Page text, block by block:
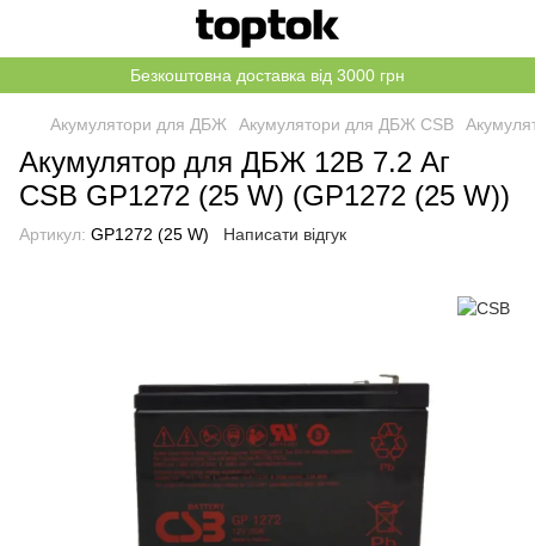
Безкоштовна доставка від 3000 грн
Акумулятори для ДБЖ Акумулятори для ДБЖ CSB
Акумулятор для ДБЖ 12В 7.2 Аг
CSB GP1272 (25 W) (GP1272 (25 W))
Артикул: GP1272 (25 W) Написати відгук